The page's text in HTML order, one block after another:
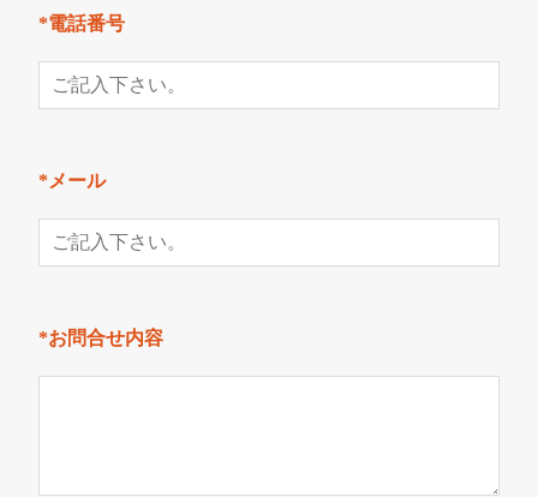
*電話番号
*メール
*お問合せ内容